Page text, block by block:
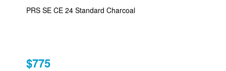
PRS SE CE 24 Standard Charcoal
$775